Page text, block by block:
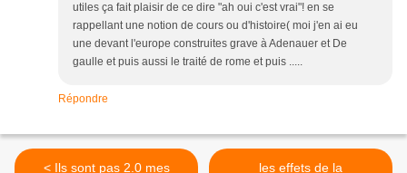
utiles ça fait plaisir de ce dire "ah oui c'est vrai"! en se
rappellant une notion de cours ou d'histoire( moi j'en ai eu
une devant l'europe construites grave à Adenauer et De
gaulle et puis aussi le traité de rome et puis .....
Répondre
< Ils sont pas 2.0 mes
les effets de la